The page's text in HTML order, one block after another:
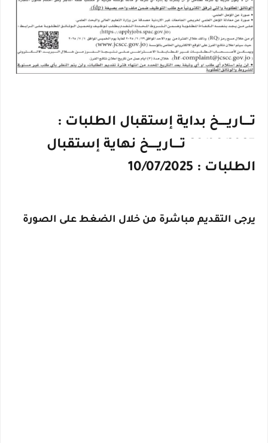
تــــاريــــخ بداية إستقبال الطلبات :
29/06/2025 تــــاريــــخ نهاية إستقبال
الطلبات : 10/07/2025
يرجى التقديم مباشرة من خلال الضغط على الصورة